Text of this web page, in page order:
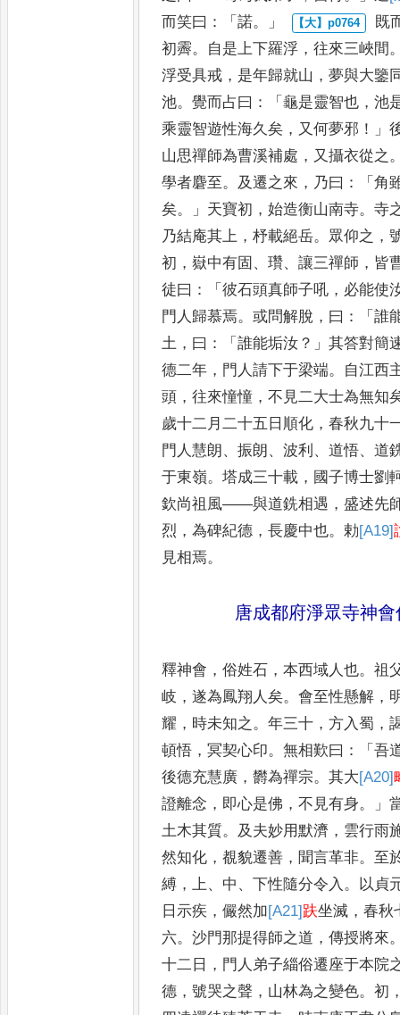
而笑曰 ：「諾。」
既
初霽。 自是上下羅浮 ，往來三峽間
浮受具戒 ， 是年歸就山 ，夢與大鑒
池。覺而占曰 ：「龜是靈智也 ，池
乘靈智遊性海久矣 ， 又何夢邪 ！」
山思禪師為曹溪補處 ， 又攝衣從之
學者麏至。 及遷之來 ， 乃曰 ：「角
矣。」 天寶初 ，始造衡山南寺。寺
乃結庵其上 ，杼載絕岳。 眾仰之 ，
初 ，嶽中有固 、瓚、讓三禪師 ， 皆
徒曰 ：「彼石頭真師子吼 ， 必能使
門人歸慕焉。或問解脫 ， 曰 ：「誰
土 ， 曰 ：「誰能垢汝 ？」其答對簡
德二年 ， 門人請下于梁端。
自江西
頭 ，往來憧憧 ，不見二大士為無知
歲十二月二十五日順化 ，春秋九十
門人慧朗 、振朗 、波利 、道悟、道
于東嶺。塔成三十載 ， 國子博士劉
欽尚祖風——與道銑相遇 ，盛述先
烈 ，為碑紀德 ，長慶中也。勅[A19]
見相焉。
唐成都府淨眾寺神會
釋神會 ，俗姓石 ，本西域人也。祖
岐 ，遂為鳳翔人矣。會至性懸解 ，
耀 ， 時未知之 。年三十 ，方入蜀 ，
頓悟 ，冥契心印。無相歎曰 ：「吾
後德充慧廣 ，欝為禪宗。其大[A20]
證離念 ， 即心是佛 ，不見有身。」
土木其質。 及 夫妙用默濟 ， 雲行雨
然知化 ，覩貌遷善 ， 聞言革非。至
縛 ， 上 、 中 、下性隨分令入 。
以貞
日示疾 ，儼然加[A21]趺坐滅 ，春秋
六。沙門那提得師之道 ，傳授將來
十二日 ， 門人弟子緇俗遷座于本院
德 ，號哭之聲 ， 山林為之變色。初